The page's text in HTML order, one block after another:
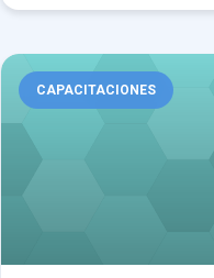
Captación de ahorristas y
CAPACITACIONES